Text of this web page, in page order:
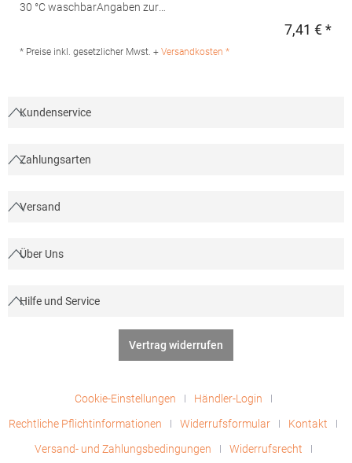
30 °C waschbarAngaben zur
Germanyinfo@mbw.shMaterialzusammensetzung: Polyester,
7,41 € *
* Preise inkl. gesetzlicher Mwst. + Versandkosten *
Kundenservice
Zahlungsarten
Versand
Über Uns
Hilfe und Service
Vertrag widerrufen
Cookie-Einstellungen
Händler-Login
Rechtliche Pflichtinformationen
Widerrufsformular
Kontakt
Versand- und Zahlungsbedingungen
Widerrufsrecht